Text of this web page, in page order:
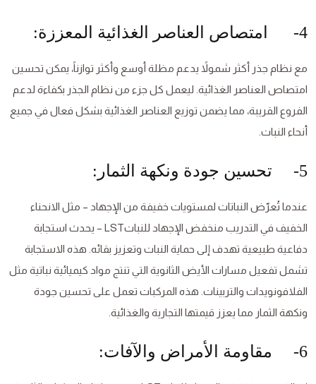
4- امتصاص العناصر الغذائية المعززة:
مع نظام جذر أكثر شمولاً يدعم مظلة أوسع وأكثر توازناً، يمكن تحسين
امتصاص العناصر الغذائية. ليعمل كل جزء من نظام الجذر بكفاءة لدعم
الفروع القريبة، مما يضمن توزيع العناصر الغذائية بشكل فعال في جميع
أنحاء النبات.
5- تحسين جودة ونكهة الثمار:
عندما تُعرّض النباتات لمستويات خفيفة من الإجهاد – مثل الانحناء
الخفيف في التدريب منخفض الإجهاد للنباتLST – يحدث استجابة
دفاعية طبيعية تهدف إلى حماية النبات وتعزيز بقائه. هذه الاستجابة
تشمل تفعيل مسارات الأيض الثانوية التي تنتج مواد كيميائية نباتية مثل
الفلافونويدات والتربينات. هذه المركبات تعمل على تحسين جودة
ونكهة الثمار مما يعزز قيمتها التجارية والغذائية.
6- مقاومة الأمراض والآفات: